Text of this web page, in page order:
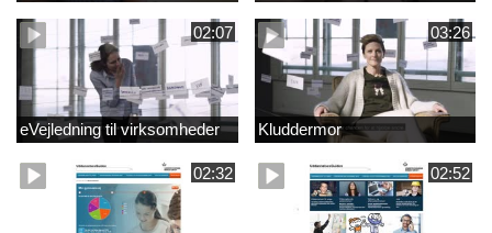
02:07
eVejledning til virksomheder
03:26
Kluddermor
02:32 02:52